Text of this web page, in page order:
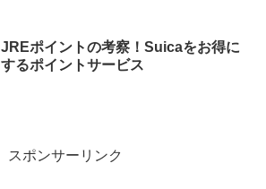
JREポイントの考察！Suicaをお得に
するポイントサービス
スポンサーリンク